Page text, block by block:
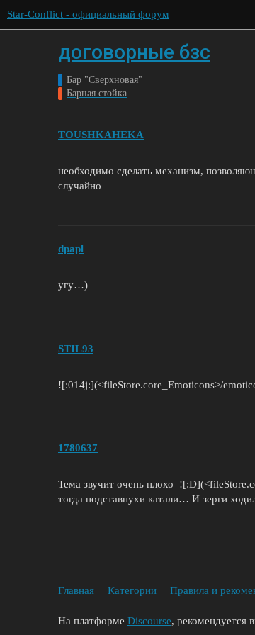
Star-Conflict - официальный форум
договорные бзс
Бар "Сверхновая"
Барная стойка
TOUSHKAHEKA
необходимо сделать механизм,
случайно
dpapl
угу…)
STIL93
![:014j:](<fileStore.core_Emoticons>/
1780637
Тема звучит очень плохо
тогда подставнухи катали… И зерги
Главная Категории Правила и
На платформе Discourse, рекомендуется